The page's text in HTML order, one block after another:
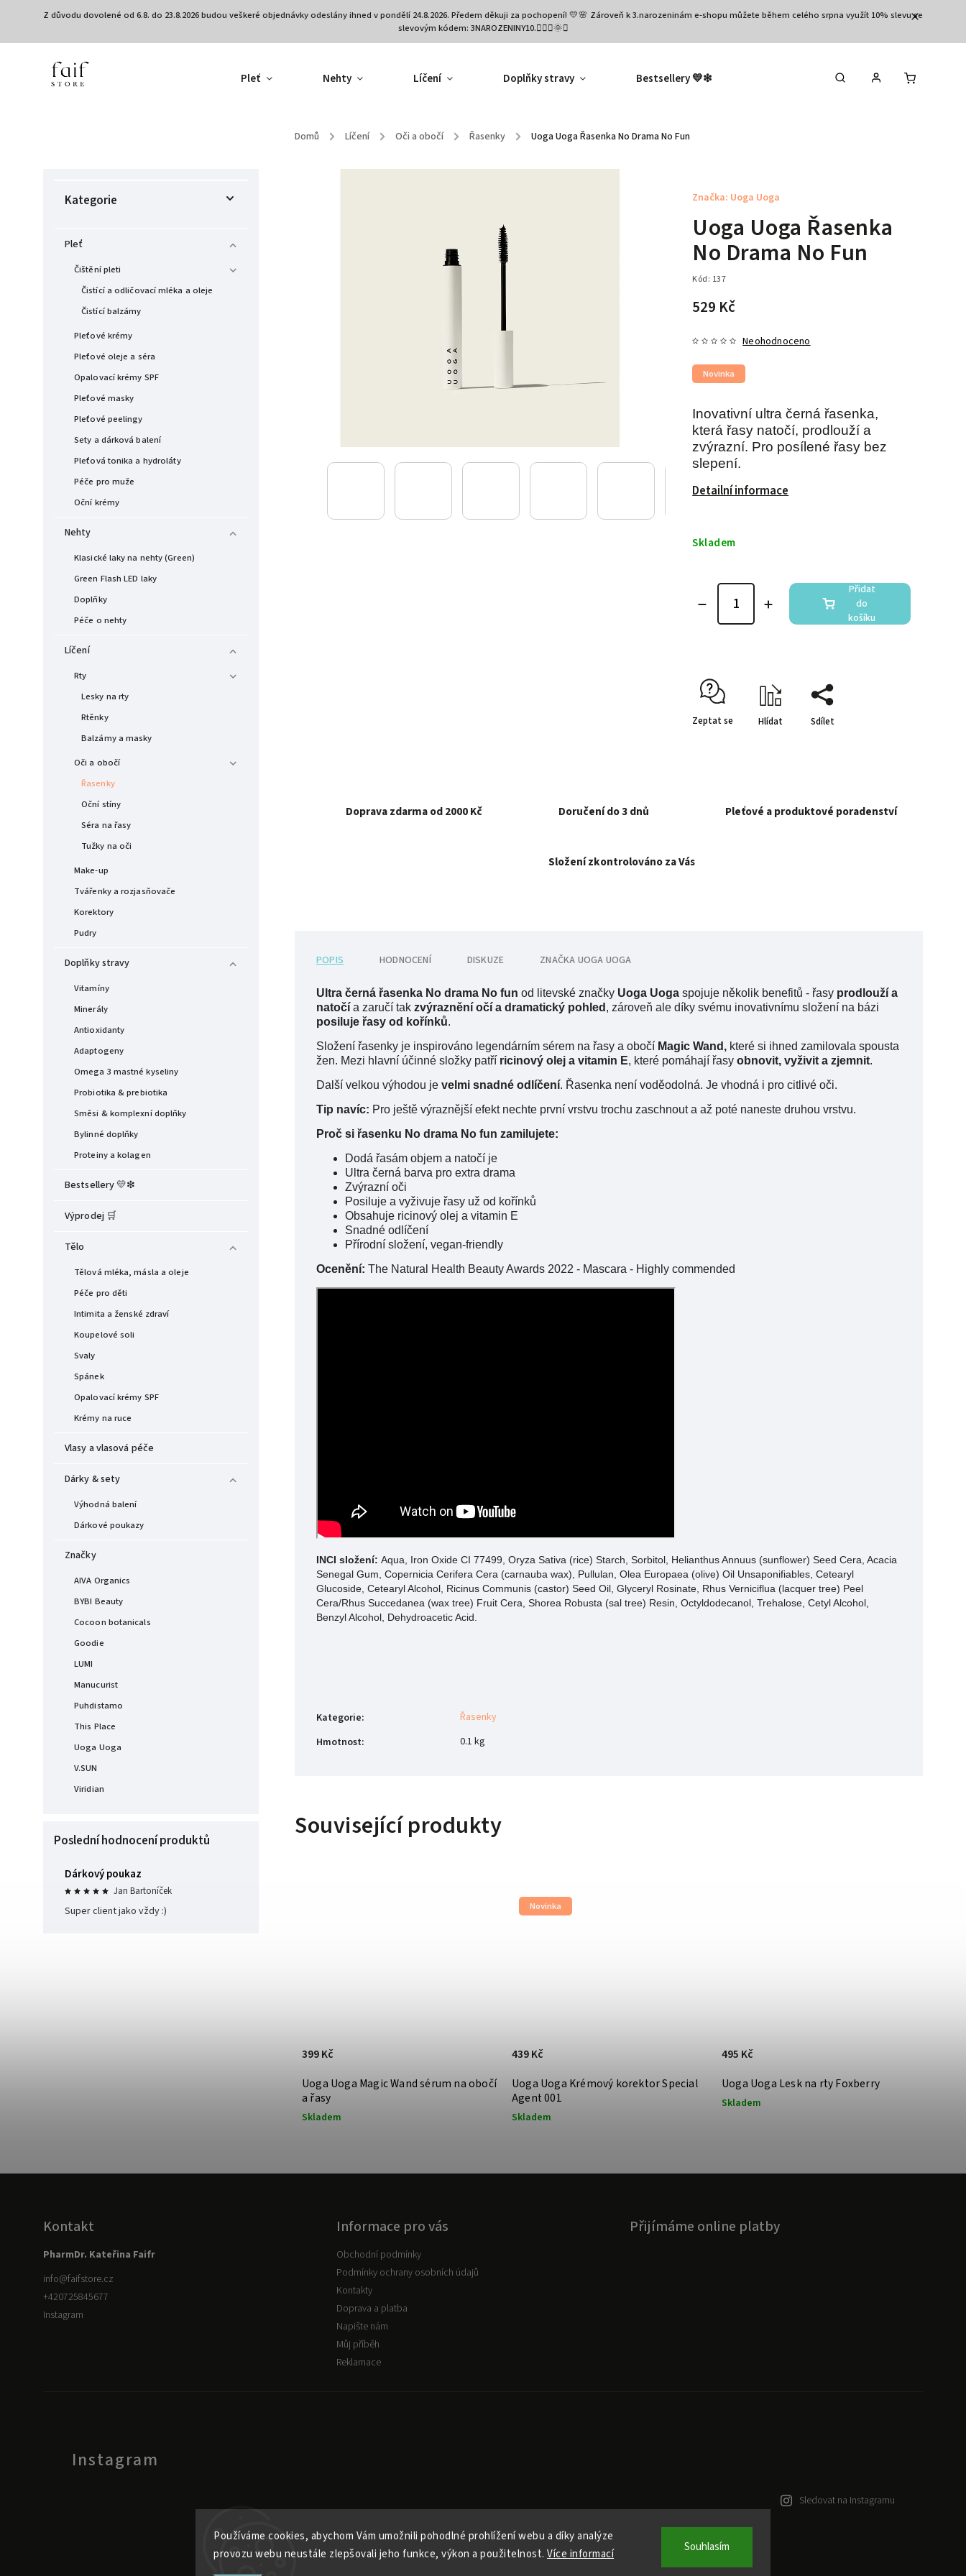
Používáme cookies, abychom Vám umožnili pohodlné prohlížení webu a díky analýze
provozu webu neustále zlepšovali jeho funkce, výkon a použitelnost. Více informací Souhlasím
Z důvodu dovolené od 6.8. do 23.8.2026 budou veškeré objednávky odeslány ihned v pondělí 24.8.2026. Předem děkuji za pochopení! 💛🌸 Zároveň k 3.narozeninám e-shopu můžete během celého srpna využít 10% slevu se
slevovým kódem: 3NAROZENINY10.🧚🏻‍♀️🌞✨
Pleť Nehty Líčení Doplňky stravy Bestsellery 💛❇︎ Tělo
Domů / Líčení / Oči a obočí / Řasenky / Uoga Uoga Řasenka No Drama No Fun
Kategorie
Pleť
Čištění pleti
Čistící a odličovací mléka a oleje
Čistící balzámy
Pleťové krémy
Pleťové oleje a séra
Opalovací krémy SPF
Pleťové masky
Pleťové peelingy
Sety a dárková balení
Pleťová tonika a hydroláty
Péče pro muže
Oční krémy
Nehty
Klasické laky na nehty (Green)
Green Flash LED laky
Doplňky
Péče o nehty
Líčení
Rty
Lesky na rty
Rtěnky
Balzámy a masky
Oči a obočí
Řasenky
Oční stíny
Séra na řasy
Tužky na oči
Make-up
Tvářenky a rozjasňovače
Korektory
Pudry
Doplňky stravy
Vitamíny
Minerály
Antioxidanty
Adaptogeny
Omega 3 mastné kyseliny
Probiotika & prebiotika
Směsi & komplexní doplňky
Bylinné doplňky
Proteiny a kolagen
Bestsellery 💛❇︎
Výprodej 🛒
Tělo
Tělová mléka, másla a oleje
Péče pro děti
Intimita a ženské zdraví
Koupelové soli
Svaly
Spánek
Opalovací krémy SPF
Krémy na ruce
Vlasy a vlasová péče
Dárky & sety
Výhodná balení
Dárkové poukazy
Značky
AIVA Organics
BYBI Beauty
Cocoon botanicals
Goodie
LUMI
Manucurist
Puhdistamo
This Place
Uoga Uoga
V.SUN
Viridian
Poslední hodnocení produktů
Dárkový poukaz
Jan Bartoníček
Super client jako vždy :)
Uoga Uoga Řasenka
No Drama No Fun
Kód: 137
529 Kč
Novinka
Neohodnoceno
Inovativní ultra černá řasenka,
která řasy natočí, prodlouží a
zvýrazní. Pro posílené řasy bez
slepení.
Detailní informace
Značka: Uoga Uoga
Skladem
Přidat
do
košíku
Zeptat se Hlídat Sdílet
Doprava zdarma od 2000 Kč Doručení do 3 dnů Pleťové a produktové poradenství
Složení zkontrolováno za Vás
POPIS HODNOCENÍ DISKUZE ZNAČKA UOGA UOGA
Ultra černá řasenka No drama No fun od litevské značky Uoga Uoga spojuje několik benefitů - řasy prodlouží a
natočí a zaručí tak zvýraznění očí a dramatický pohled , zároveň ale díky svému inovativnímu složení na bázi
posiluje řasy od kořínků.
Složení řasenky je inspirováno legendárním sérem na řasy a obočí Magic Wand, které si ihned zamilovala spousta
žen. Mezi hlavní účinné složky patří ricinový olej a vitamin E, které pomáhají řasy obnovit, vyživit a zjemnit.
Další velkou výhodou je velmi snadné odlíčení. Řasenka není voděodolná. Je vhodná i pro citlivé oči.
Tip navíc: Pro ještě výraznější efekt nechte první vrstvu trochu zaschnout a až poté naneste druhou vrstvu.
Proč si řasenku No drama No fun zamilujete:
Dodá řasám objem a natočí je
Ultra černá barva pro extra drama
Zvýrazní oči
Posiluje a vyživuje řasy už od kořínků
Obsahuje ricinový olej a vitamin E
Snadné odlíčení
Přírodní složení, vegan-friendly
Ocenění: The Natural Health Beauty Awards 2022 - Mascara - Highly commended
INCI složení: Aqua, Iron Oxide CI 77499, Oryza Sativa (rice) Starch, Sorbitol, Helianthus Annuus (sunflower) Seed Cera, Acacia
Senegal Gum, Copernicia Cerifera Cera (carnauba wax), Pullulan, Olea Europaea (olive) Oil Unsaponifiables, Cetearyl
Glucoside, Cetearyl Alcohol, Ricinus Communis (castor) Seed Oil, Glyceryl Rosinate, Rhus Verniciflua (lacquer tree) Peel
Cera/Rhus Succedanea (wax tree) Fruit Cera, Shorea Robusta (sal tree) Resin, Octyldodecanol, Trehalose, Cetyl Alcohol,
Benzyl Alcohol, Dehydroacetic Acid.
Kategorie:
Řasenky
Hmotnost: 0.1 kg
Související produkty
Uoga Uoga Magic Wand sérum na obočí
a řasy
Skladem
399 Kč
Novinka
Uoga Uoga Krémový korektor Special
Agent 001
Skladem
439 Kč
Uoga Uoga Lesk na rty Foxberry
Skladem
495 Kč
Instagram
Sledovat na Instagramu
Kontakt
PharmDr. Kateřina Faifr
info@faifstore.cz
+420725845677
Instagram
Informace pro vás
Obchodní podmínky
Podmínky ochrany osobních údajů
Kontakty
Doprava a platba
Napište nám
Můj příběh
Reklamace
Přijímáme online platby
Copyright 2026faifstore. Všechna práva vyhrazena.